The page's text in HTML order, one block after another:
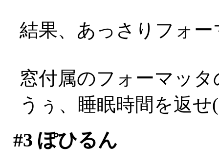
結果、あっさりフォ
窓付属のフォーマッ
うぅ、睡眠時間を返
#3 ぽひるん